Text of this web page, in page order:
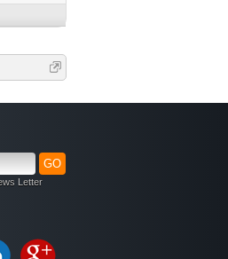
GO
Letter